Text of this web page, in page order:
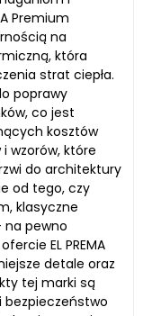
Premium
na
która
strat ciepła.
poprawy
co jest
kosztów
wzorów, które
do architektury
od tego, czy
klasyczne
na pewno
EL PREMA
detale oraz
tej marki są